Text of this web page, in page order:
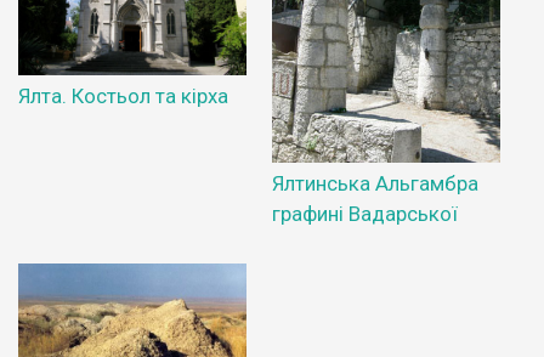
Ялта. Костьол та кірха
Ялтинська Альгамбра
графині Вадарської